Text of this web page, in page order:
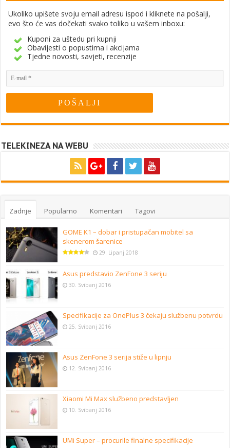
Ukoliko upišete svoju email adresu ispod i kliknete na pošalji,
evo što će vas dočekati svako toliko u vašem inboxu:
Kuponi za uštedu pri kupnji
Obavijesti o popustima i akcijama
Tjedne novosti, savjeti, recenzije
TELEKINEZA NA WEBU
Zadnje Popularno Komentari Tagovi
GOME K1 – dobar i pristupačan mobitel sa
skenerom šarenice
29. Lipanj 2018
Asus predstavio ZenFone 3 seriju
30. Svibanj 2016
Specifikacije za OnePlus 3 čekaju službenu potvrdu
25. Svibanj 2016
Asus ZenFone 3 serija stiže u lipnju
12. Svibanj 2016
Xiaomi Mi Max službeno predstavljen
10. Svibanj 2016
UMi Super – procurile finalne specifikacije